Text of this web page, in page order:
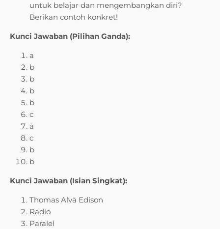
untuk belajar dan mengembangkan diri?
Berikan contoh konkret!
Kunci Jawaban (Pilihan Ganda):
a
b
b
b
b
c
a
c
b
b
Kunci Jawaban (Isian Singkat):
Thomas Alva Edison
Radio
Paralel